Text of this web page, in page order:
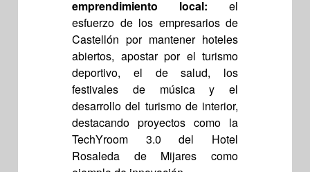
emprendimiento local: el
esfuerzo de los empresarios de
Castellón por mantener hoteles
abiertos, apostar por el turismo
deportivo, el de salud, los
festivales de música y el
desarrollo del turismo de interior,
destacando proyectos como la
TechYroom 3.0 del Hotel
Rosaleda de Mijares como